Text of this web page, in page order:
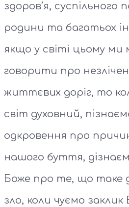
здоров’я, суспільного
родини та багатьох
якщо у світі цьому ми
говорити про
життєвих доріг, то
світ духовний,
одкровення про
нашого буття,
Боже про те, що таке
зло, коли чуємо